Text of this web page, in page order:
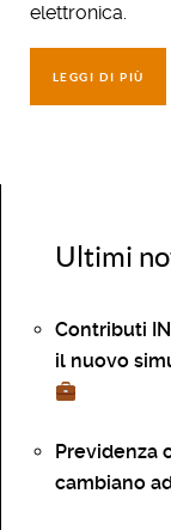
elettronica.
LEGGI DI PIÙ
Ultimi
Contributi
il nuovo
Previdenza
cambiano